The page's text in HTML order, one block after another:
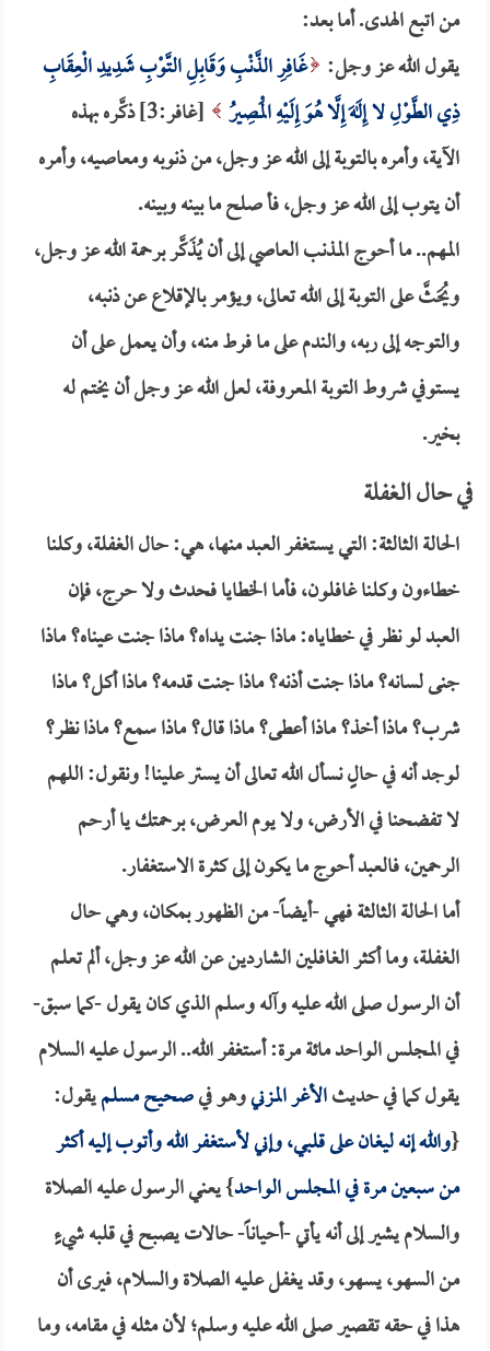
من اتبع الهدى. أما بعد:
يقول الله عز وجل: غَافِرِ الذَّنْبِ وَقَابِلِ التَّوْبِ شَدِيدِ الْعِقَابِ
ذِي الطَّوْلِ لا إِلَهَ إِلَّا هُوَ إِلَيْهِ الْمَصِيرُ
[غافر:3] ذكَّره بهذه
الآية، وأمره بالتوبة إلى الله عز وجل، من ذنوبه ومعاصيه، وأمره
أن يتوب إلى الله عز وجل، فأ صلح ما بينه وبينه.
المهم.. ما أحوج المذنب العاصي إلى أن يُذَكَّر برحمة الله عز وجل،
ويُحَثَّ على التوبة إلى الله تعالى، ويؤمر بالإقلاع عن ذنبه،
والتوجه إلى ربه، والندم على ما فرط منه، وأن يعمل على أن
يستوفي شروط التوبة المعروفة، لعل الله عز وجل أن يختم له
بخير.
في حال الغفلة
الحالة الثالثة: التي يستغفر العبد منها، هي: حال الغفلة، وكلنا
خطاءون وكلنا غافلون، فأما الخطايا فحدث ولا حرج، فإن
العبد لو نظر في خطاياه: ماذا جنت يداه؟ ماذا جنت عيناه؟ ماذا
جنى لسانه؟ ماذا جنت أذنه؟ ماذا جنت قدمه؟ ماذا أكل؟ ماذا
شرب؟ ماذا أخذ؟ ماذا أعطى؟ ماذا قال؟ ماذا سمع؟ ماذا نظر؟
لوجد أنه في حالٍ نسأل الله تعالى أن يستر علينا! ونقول: اللهم
لا تفضحنا في الأرض، ولا يوم العرض، برحمتك يا أرحم
الرحمين، فالعبد أحوج ما يكون إلى كثرة الاستغفار.
أما الحالة الثالثة فهي -أيضاً- من الظهور بمكان، وهي حال
الغفلة، وما أكثر الغافلين الشاردين عن الله عز وجل، ألم تعلم
أن الرسول صلى الله عليه وآله وسلم الذي كان يقول -كما سبق-
في المجلس الواحد مائة مرة: أستغفر الله.. الرسول عليه السلام
يقول كما في حديثالأغر المزنيوهو فيصحيح مسلميقول:
{والله إنه ليغان على قلبي، وإني لأستغفر الله وأتوب إليه أكثر
من سبعين مرة في المجلس الواحد} يعني الرسول عليه الصلاة
والسلام يشير إلى أنه يأتي -أحياناً- حالات يصبح في قلبه شيءٍ
من السهو، يسهو، وقد يغفل عليه الصلاة والسلام، فيرى أن
هذا في حقه تقصير صلى الله عليه وسلم؛ لأن مثله في مقامه، وما